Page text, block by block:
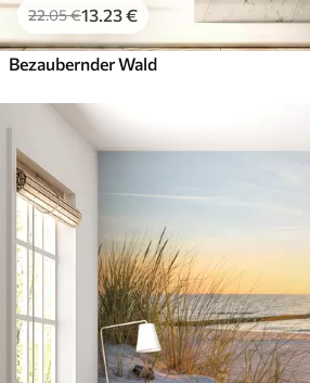
22.05€13 .23€
Bezaubernder Wald